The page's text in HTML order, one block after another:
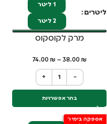
ליטרים
1 ליטר
2 ליטר
מרק לקוסקוס
38.00 ₪
–
74.00 ₪
+ −
בחר אפשרויות
אספקה בימי ו'